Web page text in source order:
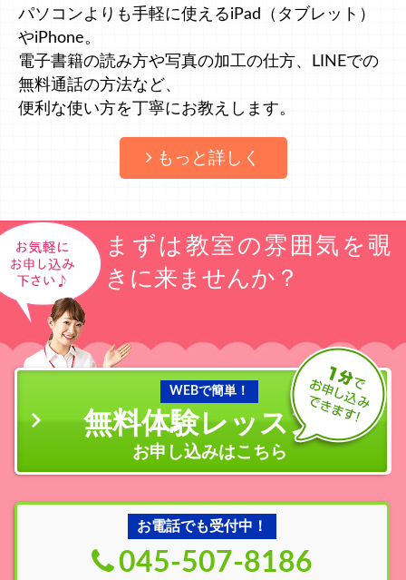
パソコンよりも手軽に使えるiPad（タブレット）
やiPhone。
電子書籍の読み方や写真の加工の仕方、LINEでの
無料通話の方法など、
便利な使い方を丁寧にお教えします。
もっと詳しく
まずは教室の雰囲気を覗
きに来ませんか？
WEBで簡単！
無料体験レッスン
お申し込みはこちら
お電話でも受付中！
045-507-8186